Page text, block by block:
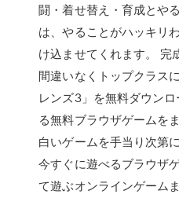
闘・着せ替え・育成とや
は、やることがハッキリ
け込ませてくれます。 完
間違いなくトップクラス
レンズ3」を無料ダウン
る無料ブラウザゲームを
白いゲームを手当り次第
今すぐに遊べるブラウザ
て遊ぶオンラインゲーム